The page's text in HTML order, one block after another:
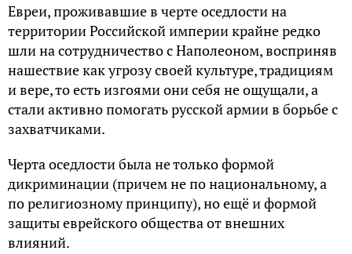
Евреи, проживавшие в черте оседлости на
территории Российской империи крайне редко
шли на сотрудничество с Наполеоном, восприняв
нашествие как угрозу своей культуре, традициям
и вере, то есть изгоями они себя не ощущали, а
стали активно помогать русской армии в борьбе с
захватчиками.
Черта оседлости была не только формой
дикриминации (причем не по национальному, а
по религиозному принципу), но ещё и формой
защиты еврейского общества от внешних
влияний.